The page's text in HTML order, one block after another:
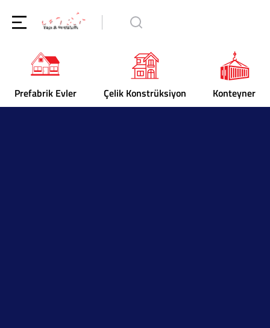
Prefabrik Evler Çelik Konstrüksiyon Konteyner